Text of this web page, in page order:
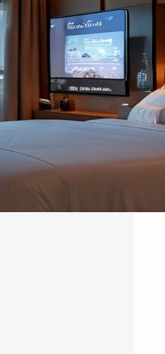
后还是掏出手机看短视
客人的日常。 …